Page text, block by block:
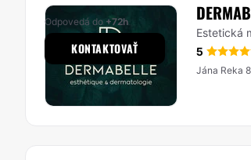
Estetická
5
Jána Reka
Odpovedá do +72h
KONTAKTOVAŤ